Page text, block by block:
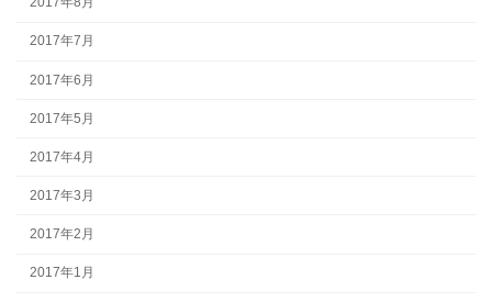
2017年7月
2017年6月
2017年5月
2017年4月
2017年3月
2017年2月
2017年1月